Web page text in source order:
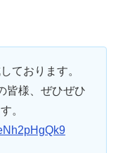
ております。
皆様、ぜひぜひ
。